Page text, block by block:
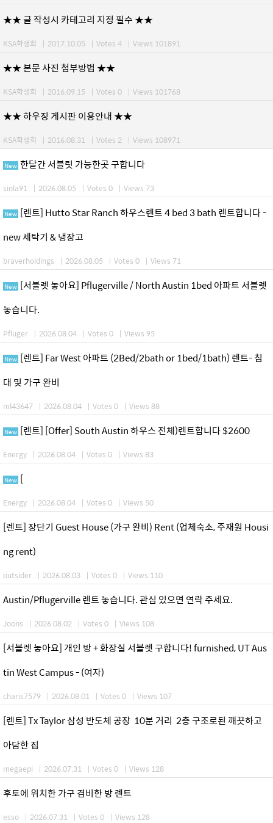
★★ 글 작성시 카테고리 지정 필수 ★★
KSA학생회 | 2017.10.05 | Votes 4 | Views 101891
★★ 본문 사진 첨부방법 ★★
KSA학생회 | 2016.09.15 | Votes 0 | Views 101768
★★ 하우징 게시판 이용안내 ★★
KSA학생회 | 2016.08.31 | Votes 2 | Views 108971
New 한달간 서블릿 가능한곳 구합니다
sinla91 | 2026.08.05 | Votes 0 | Views 73
New [렌트] Hutto Star Ranch 하우스렌트 4 bed 3 bath 렌트합니다 -
new 세탁기 & 냉장고
braverholdings | 2026.08.05 | Votes 0 | Views 71
New [서블렛 놓아요] Pflugerville / North Austin 1bed 아파트 서블렛
놓습니다.
Pfluger | 2026.08.04 | Votes 0 | Views 95
New [렌트] Far West 아파트 (2Bed/2bath or 1bed/1bath) 렌트- 침
대 및 가구 완비
ml43647 | 2026.08.04 | Votes 0 | Views 88
New [렌트] [Offer] South Austin 하우스 전체)렌트합니다 $2600
Energy | 2026.08.04 | Votes 0 | Views 83
New [
Energy | 2026.08.04 | Votes 0 | Views 50
[렌트] 장단기 Guest House (가구 완비) Rent (업체숙소, 주재원 Housi
ng rent)
outsider | 2026.08.03 | Votes 0 | Views 110
Austin/Pflugerville 렌트 놓습니다. 관심 있으면 연락 주세요.
Joons | 2026.08.02 | Votes 0 | Views 108
[서블렛 놓아요] 개인 방 + 화장실 서블렛 구합니다! furnished, UT Aus
tin West Campus - (여자)
charis7579 | 2026.08.01 | Votes 0 | Views 107
[렌트] Tx Taylor 삼성 반도체 공장 10분 거리 2층 구조로된 깨끗하고
아담한 집
megaepi | 2026.07.31 | Votes 0 | Views 128
후토에 위치한 가구 겸비한 방 렌트
esso | 2026.07.31 | Votes 0 | Views 128